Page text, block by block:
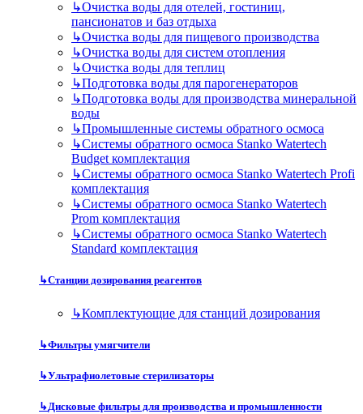
↳Очистка воды для отелей, гостиниц,
пансионатов и баз отдыха
↳Очистка воды для пищевого производства
↳Очистка воды для систем отопления
↳Очистка воды для теплиц
↳Подготовка воды для парогенераторов
↳Подготовка воды для производства минеральной
воды
↳Промышленные системы обратного осмоса
↳Системы обратного осмоса Stanko Watertech
Budget комплектация
↳Системы обратного осмоса Stanko Watertech Profi
комплектация
↳Системы обратного осмоса Stanko Watertech
Prom комплектация
↳Системы обратного осмоса Stanko Watertech
Standard комплектация
↳Станции дозирования реагентов
↳Комплектующие для станций дозирования
↳Фильтры умягчители
↳Ультрафиолетовые стерилизаторы
↳Дисковые фильтры для производства и промышленности